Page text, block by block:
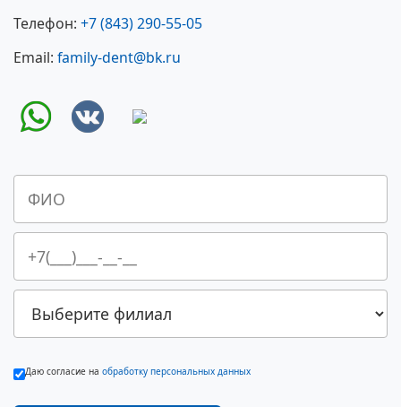
Телефон: +7 (843) 290-55-05
Email: family-dent@bk.ru
Даю согласие на обработку персональных данных